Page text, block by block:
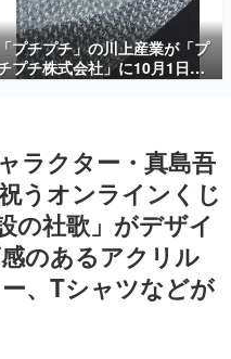
ム市場を担う若きクリエイター達
と情熱を探っていきます。
た作家さんに取材し、ゲームが
カルチャーに与えた影響を探る企
産業史
における主要なトピック・タイト
者へのインタビューや識者による
が一望できる決定版！
ムクリエイターの青春〜
』等で知られるマンガ家・田中圭
ポートマンガです。
「プチプチ」の川上産業が「プ
プチ株式会社」に10月1日よ
社名変更へ。創業58年で初め
ラクター・真島吾
うオンラインくじ
の社歌」がデザイ
のあるアクリル
、Tシャツなどが